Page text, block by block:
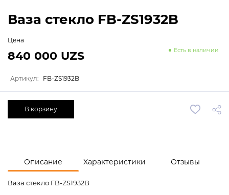
Описание Характеристики Отзывы
Ваза стекло FB-ZS1932B
Ваза стекло FB-ZS1932B
Цена
Есть в наличии
840 000 UZS
Артикул: FB-ZS1932B
В корзину